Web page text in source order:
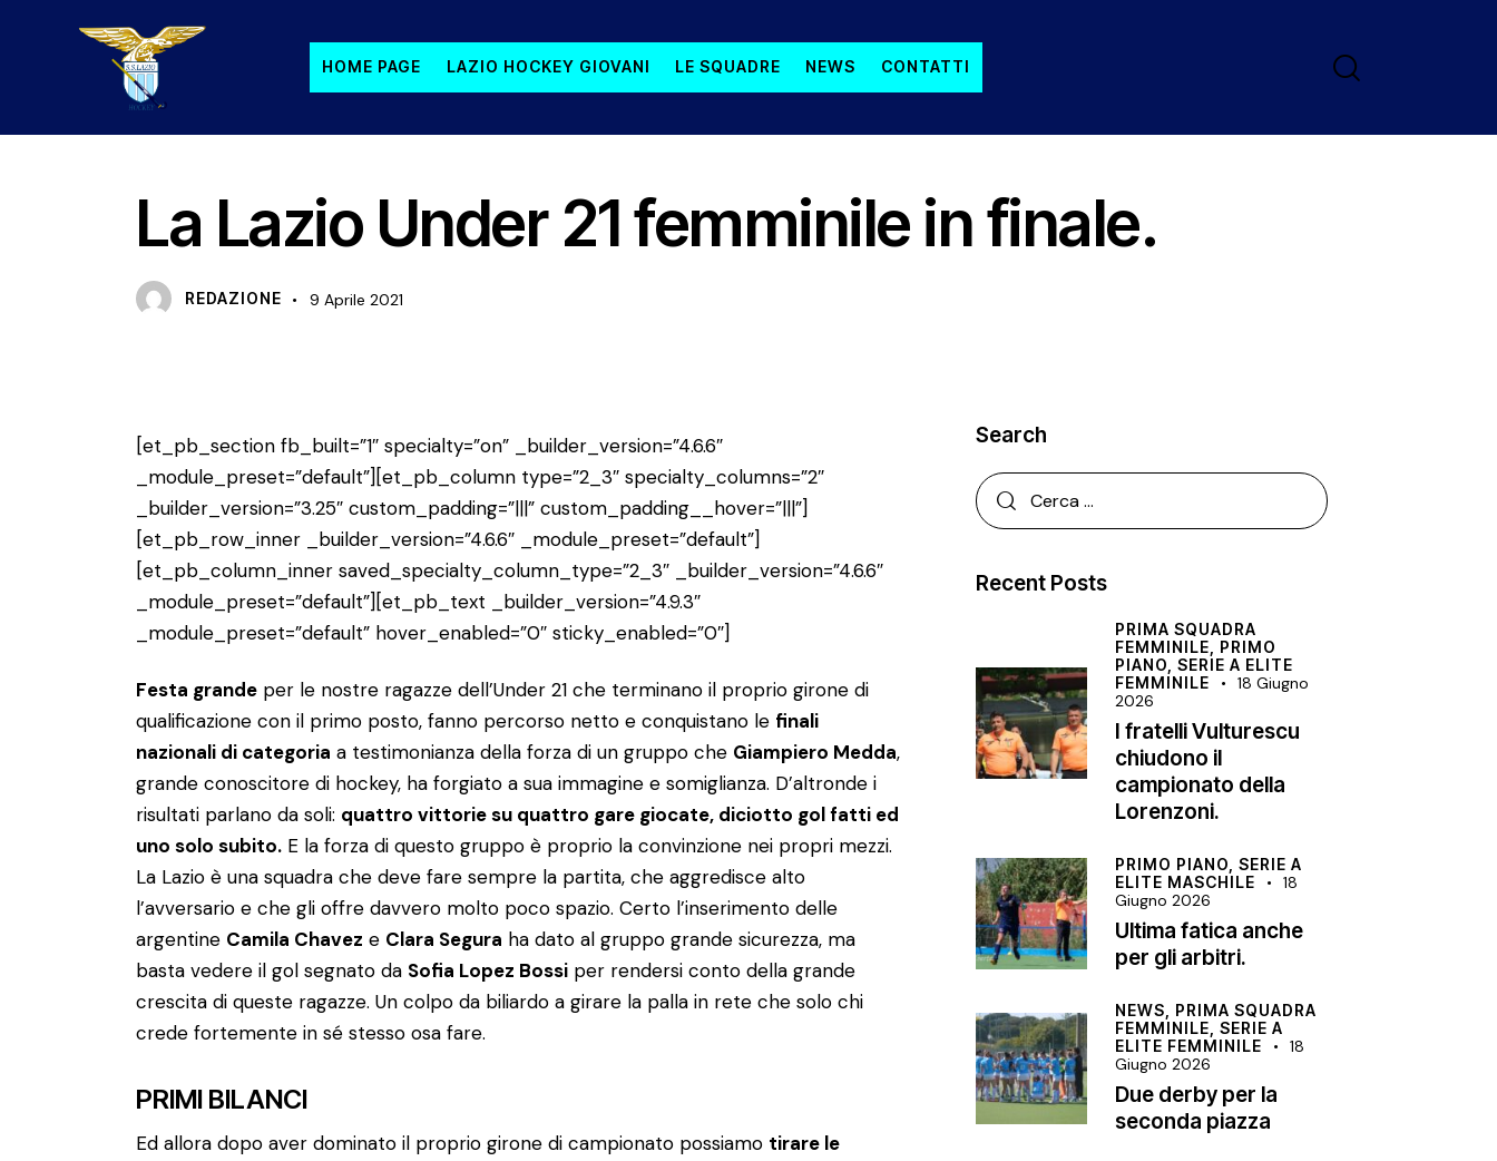
HOME PAGE LAZIO HOCKEY GIOVANI LE SQUADRE NEWS CONTATTI
La Lazio Under 21 femminile in finale.
REDAZIONE 9 Aprile 2021
[et_pb_section fb_built=”1″ specialty=”on” _builder_version=”4.6.6″
_module_preset=”default”][et_pb_column type=”2_3″ specialty_columns=”2″
_builder_version=”3.25″ custom_padding=”|||” custom_padding__hover=”|||”]
[et_pb_row_inner _builder_version=”4.6.6″ _module_preset=”default”]
[et_pb_column_inner saved_specialty_column_type=”2_3″ _builder_version=”4.6.6″
_module_preset=”default”][et_pb_text _builder_version=”4.9.3″
_module_preset=”default” hover_enabled=”0″ sticky_enabled=”0″]
Festa grande per le nostre ragazze dell’Under 21 che terminano il proprio girone di
qualificazione con il primo posto, fanno percorso netto e conquistano le finali
nazionali di categoria a testimonianza della forza di un gruppo che Giampiero Medda,
grande conoscitore di hockey, ha forgiato a sua immagine e somiglianza. D’altronde i
risultati parlano da soli: quattro vittorie su quattro gare giocate, diciotto gol fatti ed
uno solo subito. E la forza di questo gruppo è proprio la convinzione nei propri mezzi.
La Lazio è una squadra che deve fare sempre la partita, che aggredisce alto
l’avversario e che gli offre davvero molto poco spazio. Certo l’inserimento delle
argentine Camila Chavez e Clara Segura ha dato al gruppo grande sicurezza, ma
basta vedere il gol segnato da Sofia Lopez Bossi per rendersi conto della grande
crescita di queste ragazze. Un colpo da biliardo a girare la palla in rete che solo chi
crede fortemente in sé stesso osa fare.
PRIMI BILANCI
Ed allora dopo aver dominato il proprio girone di campionato possiamo tirare le
Search
Recent Posts
PRIMA SQUADRA
FEMMINILE, PRIMO
PIANO,SERIE A ELITE
FEMMINILE
18 Giugno
2026
I fratelli Vulturescu
chiudono il
campionato della
Lorenzoni.
PRIMO PIANO,SERIE A
ELITE MASCHILE
18
Giugno 2026
Ultima fatica anche
per gli arbitri.
NEWS, PRIMA SQUADRA
FEMMINILE,SERIE A
ELITE FEMMINILE
18
Giugno 2026
Due derby per la
seconda piazza